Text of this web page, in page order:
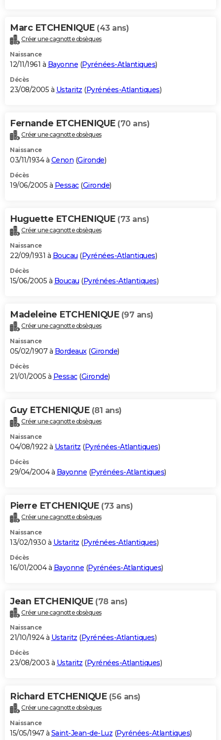
Marc ETCHENIQUE (43 ans)
Créer une cagnotte obsèques
Naissance
12/11/1961 à Bayonne (Pyrénées-Atlantiques)
Décès
23/08/2005 à Ustaritz (Pyrénées-Atlantiques)
Fernande ETCHENIQUE (70 ans)
Créer une cagnotte obsèques
Naissance
03/11/1934 à Cenon (Gironde)
Décès
19/06/2005 à Pessac(Gironde)
Huguette ETCHENIQUE (73 ans)
Créer une cagnotte obsèques
Naissance
22/09/1931 à Boucau (Pyrénées-Atlantiques)
Décès
15/06/2005 à Boucau (Pyrénées-Atlantiques)
Madeleine ETCHENIQUE (97 ans)
Créer une cagnotte obsèques
Naissance
05/02/1907 à Bordeaux(Gironde)
Décès
21/01/2005 à Pessac(Gironde)
Guy ETCHENIQUE (81 ans)
Créer une cagnotte obsèques
Naissance
04/08/1922 à Ustaritz (Pyrénées-Atlantiques)
Décès
29/04/2004 à Bayonne (Pyrénées-Atlantiques)
Pierre ETCHENIQUE (73 ans)
Créer une cagnotte obsèques
Naissance
13/02/1930 à Ustaritz (Pyrénées-Atlantiques)
Décès
16/01/2004 à Bayonne (Pyrénées-Atlantiques)
Jean ETCHENIQUE (78 ans)
Créer une cagnotte obsèques
Naissance
21/10/1924 à Ustaritz (Pyrénées-Atlantiques)
Décès
23/08/2003 à Ustaritz (Pyrénées-Atlantiques)
Richard ETCHENIQUE (56 ans)
Créer une cagnotte obsèques
Naissance
15/05/1947 à Saint-Jean-de-Luz (Pyrénées-Atlantiques)